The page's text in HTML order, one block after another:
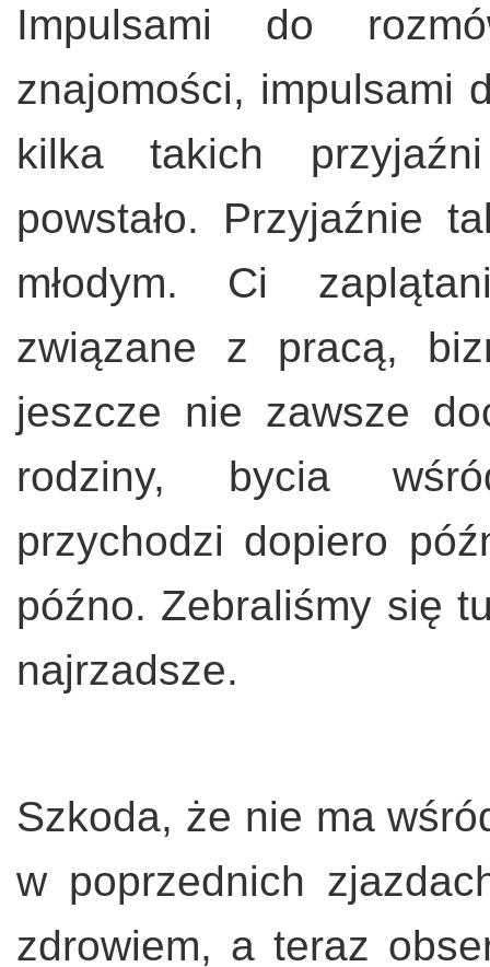
Impulsami do
znajomości, impulsami
kilka takich
powstało. Przyjaźnie
młodym. Ci
związane z pracą,
jeszcze nie zawsze
rodziny, bycia
przychodzi dopiero
późno. Zebraliśmy się
najrzadsze.
Szkoda, że nie ma
w poprzednich
zdrowiem, a teraz